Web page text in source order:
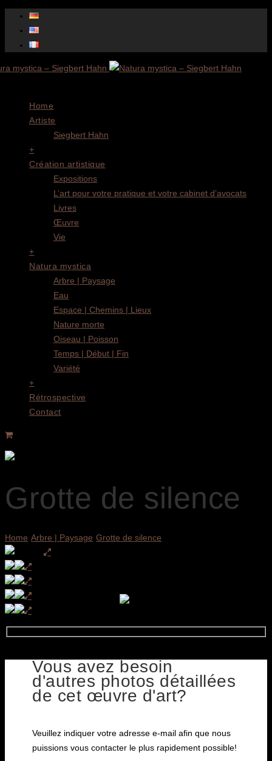
Home
Artiste
Siegbert Hahn
+
Création artistique
Expositions
L’art pour votre pratique et votre cabinet d’avocats
Livres
Œuvre
Vie
+
Natura mystica
Arbre | Paysage
Eau
Espace | Chemins | Lieux
Nature morte
Oiseau | Poisson
Temps | Début | Fin
Variété
+
Rétrospective
Contact
Grotte de silence
Home Arbre | Paysage Grotte de silence
Vous avez besoin
d'autres photos détaillées
de cet œuvre d'art?
Veuillez indiquer votre adresse e-mail afin que nous
puissions vous contacter le plus rapidement possible!